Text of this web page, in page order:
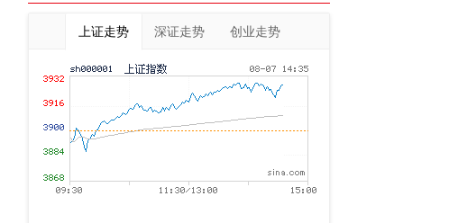
上证走势 深证走势 创业走势